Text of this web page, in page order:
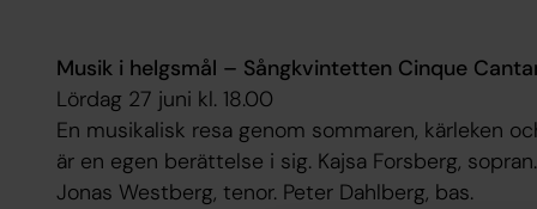
Musik i helgsmål – Sångkvintetten Cinque
Lördag 27 juni kl. 18.00
En musikalisk resa genom sommaren, kärleken
är en egen berättelse i sig. Kajsa Forsberg,
Jonas Westberg, tenor. Peter Dahlberg, bas.